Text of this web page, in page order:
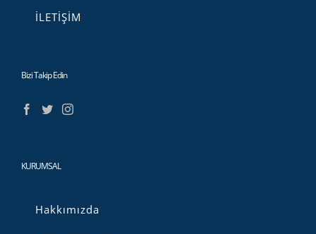
İLETİŞİM
Bizi Takip Edin
KURUMSAL
Hakkımızda